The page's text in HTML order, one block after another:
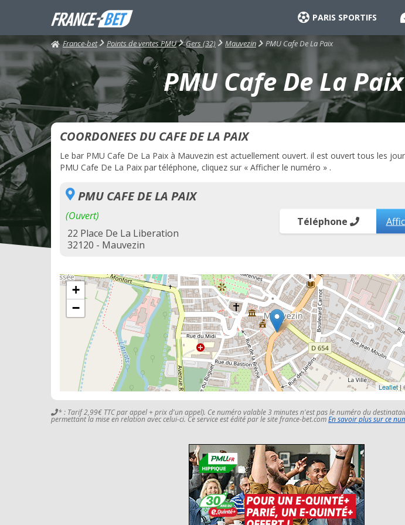
PARIS SPORTIFS
France-bet Points de ventes PMU Gers (32) Mauvezin PMU Cafe De La Paix
PMU Cafe De La
COORDONEES DU CAFE DE LA PAIX
Le bar PMU Cafe De La Paix à Mauvezin est actuellement ouvert. il est ouvert tous les
PMU Cafe De La Paix par téléphone, cliquez sur « Afficher le numéro » .
PMU CAFE DE LA PAIX
(Ouvert)
22 Place De La Liberation
32120 - Mauvezin
Téléphone
+
−
Leaflet|
* : Tarif 2,99€ TTC par appel + prix d'un appel). Ce numéro valable 3 minutes n'est pas le numéro du
permettant la mise en relation avec celui-ci. Ce service est édité par le site france-bet.comEn savoir plus sur ce